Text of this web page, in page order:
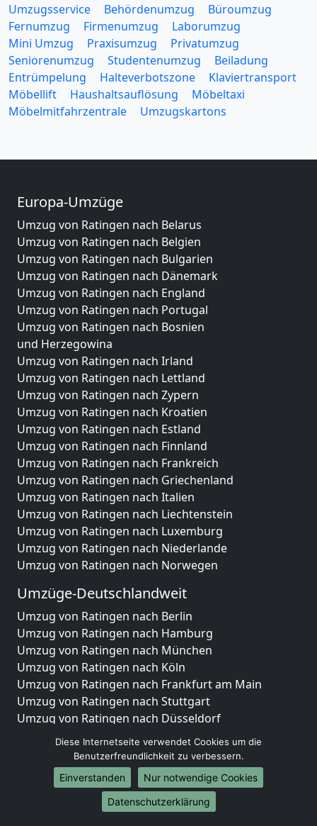
Umzugsservice Behördenumzug
Büroumzug
Fernumzug
Firmenumzug
Laborumzug
Mini Umzug
Praxisumzug
Privatumzug
Seniorenumzug
Studentenumzug
Beiladung
Entrümpelung
Halteverbotszone
Klaviertransport
Möbellift
Haushaltsauflösung
Möbeltaxi
Möbelmitfahrzentrale
Umzugskartons
Europa-Umzüge
Umzug von Ratingen nach Belarus
Umzug von Ratingen nach Belgien
Umzug von Ratingen nach Bulgarien
Umzug von Ratingen nach Dänemark
Umzug von Ratingen nach England
Umzug von Ratingen nach Portugal
Umzug von Ratingen nach Bosnien
und Herzegowina
Umzug von Ratingen nach Irland
Umzug von Ratingen nach Lettland
Umzug von Ratingen nach Zypern
Umzug von Ratingen nach Kroatien
Umzug von Ratingen nach Estland
Umzug von Ratingen nach Finnland
Umzug von Ratingen nach Frankreich
Umzug von Ratingen nach Griechenland
Umzug von Ratingen nach Italien
Umzug von Ratingen nach Liechtenstein
Umzug von Ratingen nach Luxemburg
Umzug von Ratingen nach Niederlande
Umzug von Ratingen nach Norwegen
Umzüge-Deutschlandweit
Umzug von Ratingen nach Berlin
Umzug von Ratingen nach Hamburg
Umzug von Ratingen nach München
Umzug von Ratingen nach Köln
Umzug von Ratingen nach Frankfurt am Main
Umzug von Ratingen nach Stuttgart
Umzug von Ratingen nach Düsseldorf
Umzug von Ratingen nach Leipzig
Umzug von Ratingen nach Dortmund
Umzug von Ratingen nach Essen
Umzug von Ratingen nach Bremen
Umzug von Ratingen nach Dresden
Diese Internetseite verwendet Cookies um die
Benutzerfreundlichkeit zu verbessern.
Einverstanden
Nur notwendige Cookies
Datenschutzerklärung